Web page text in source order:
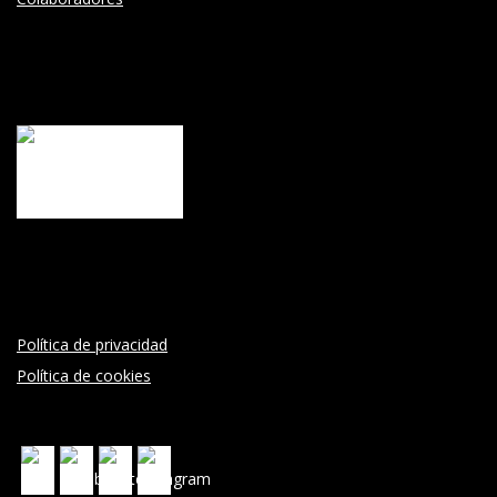
Política de privacidad
Política de cookies